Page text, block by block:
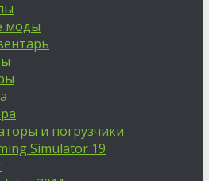
моды
и погрузчики
Simulator 19